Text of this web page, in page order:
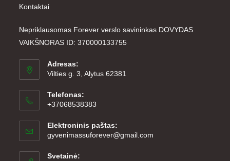
Kontaktai
Nepriklausomas Forever verslo savininkas DOVYDAS
VAIKŠNORAS ID: 370000133755
Adresas:
Vilties g. 3, Alytus 62381
Telefonas:
+37068538383
Elektroninis paštas:
gyvenimassuforever@gmail.com
Svetainė: